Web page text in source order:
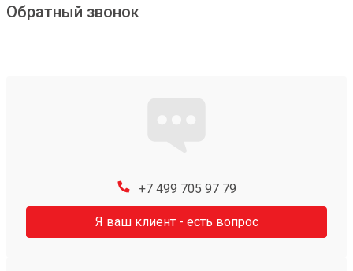
Обратный звонок
+7 499 705 97 79
Я ваш клиент - есть вопрос